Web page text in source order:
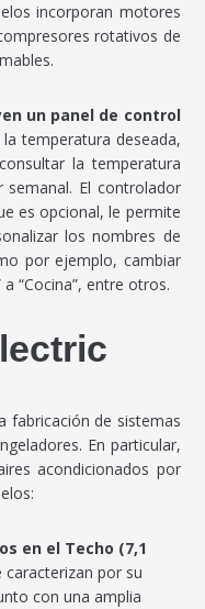
incorporan motores
rotativos de
un panel de control
temperatura deseada,
la temperatura
El controlador
es opcional, le permite
los nombres de
por ejemplo, cambiar
a “Cocina”, entre otros.
fabricación de sistemas
En particular,
acondicionados por
en el Techo (7,1
caracterizan por su
con una amplia